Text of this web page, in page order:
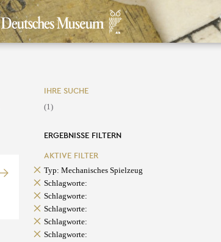
IHRE SUCHE
(1)
ERGEBNISSE FILTERN
AKTIVE FILTER
Typ: Mechanisches Spielzeug
Schlagworte:
Schlagworte:
Schlagworte:
Schlagworte:
Schlagworte: